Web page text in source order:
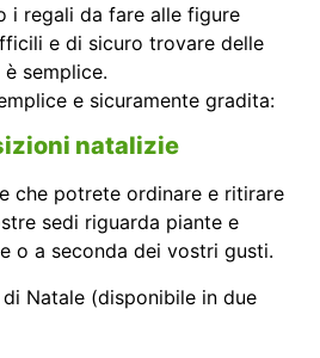
i regali da fare alle figure
e di sicuro trovare delle
semplice.
e sicuramente gradita:
natalizie
che potrete ordinare e ritirare
sedi riguarda piante e
o a seconda dei vostri gusti.
Natale (disponibile in due